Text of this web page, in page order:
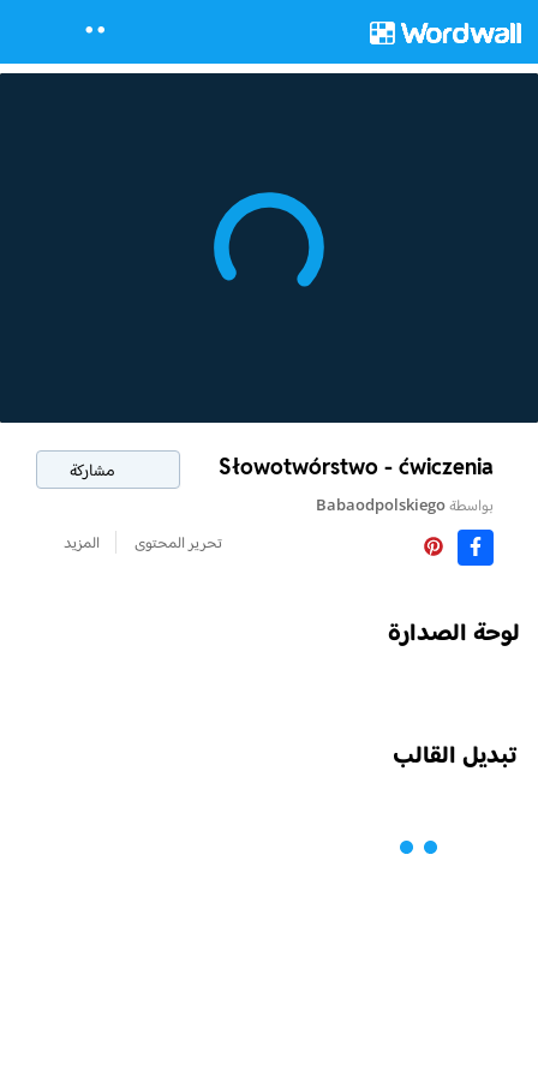
Słowotwórstwo - ćwiczenia مشاركة
بواسطةBabaodpolskiego
تحرير المحتوى
المزيد
لوحة الصدارة
تبديل القالب